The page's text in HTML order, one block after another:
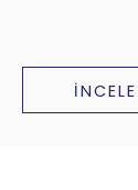
İNCELE